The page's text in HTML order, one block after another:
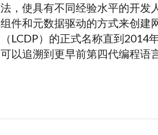
法，使具有不同经验水平的开发
组件和元数据驱动的方式来创建
（LCDP）的正式名称直到
可以追溯到更早前第四代编程语